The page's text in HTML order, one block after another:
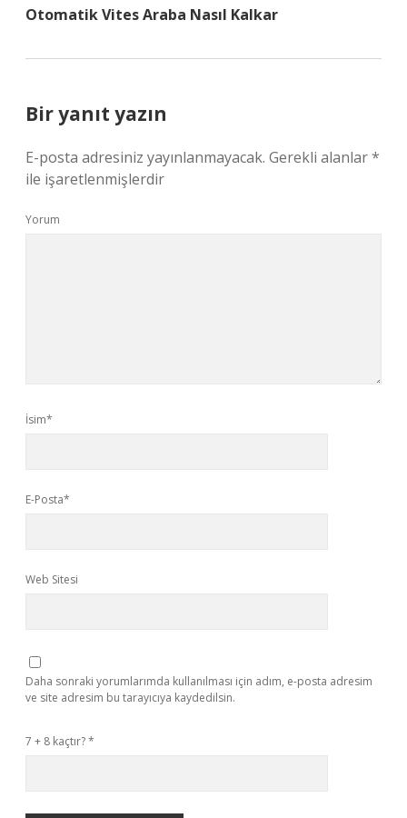
Otomatik Vites Araba Nasıl Kalkar
Bir yanıt yazın
E-posta adresiniz yayınlanmayacak. Gerekli alanlar*
ile işaretlenmişlerdir
Yorum
İsim*
E-Posta*
Web Sitesi
Daha sonraki yorumlarımda kullanılması için adım, e-posta adresim
ve site adresim bu tarayıcıya kaydedilsin.
7 + 8 kaçtır?*